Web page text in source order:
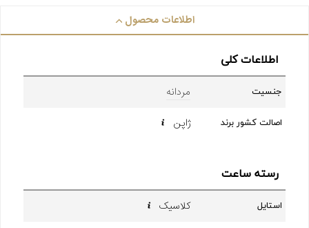
اطلاعات محصول
اطلاعات کلی
جنسیت مردانه
اصالت کشور برند ژاپن
رسته ساعت
استایل کلاسیک